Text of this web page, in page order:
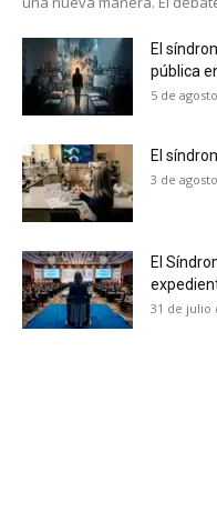
No te
El
pública
5 de
El
3 de
El
31 de julio